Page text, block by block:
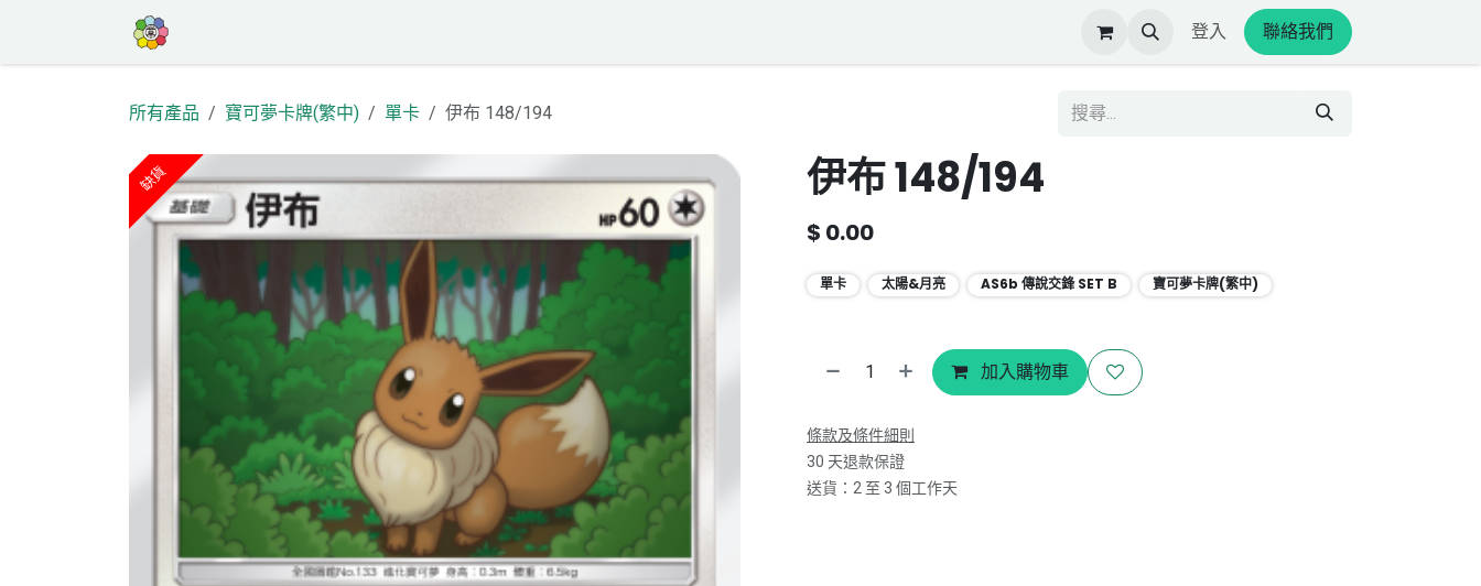
登入 聯絡我們
所有產品 寶可夢卡牌(繁中) 單卡 伊布 148/194
缺貨 伊布 148/194
$ 0.00
單卡 太陽&月亮 AS6b 傳說交鋒 SET B 寶可夢卡牌(繁中)
加入購物車
條款及條件細則
30 天退款保證
送貨：2 至 3 個工作天